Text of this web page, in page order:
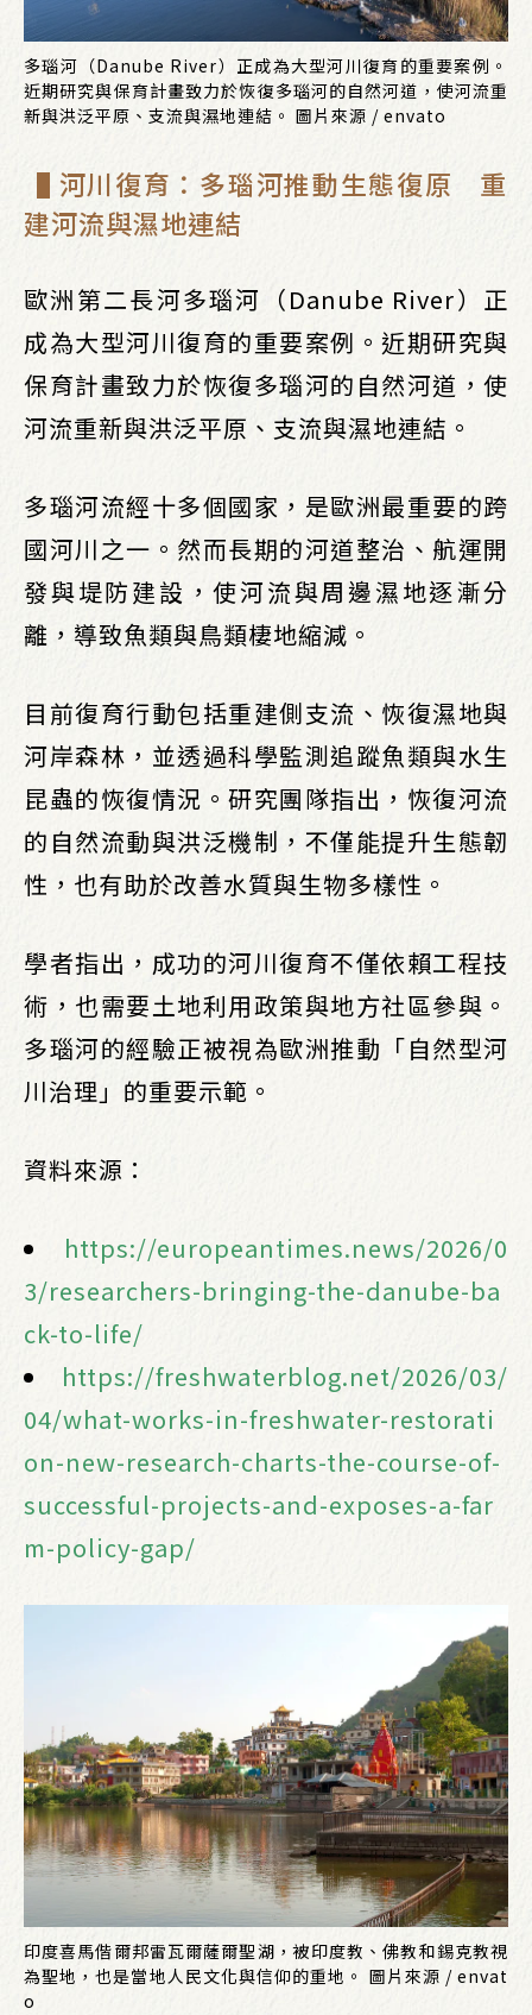
多瑙河（Danube River）正成為大型河川復育的重要案例。
近期研究與保育計畫致力於恢復多瑙河的自然河道，使河流重
新與洪泛平原、支流與濕地連結。 圖片來源 / envato
▐ 河川復育：多瑙河推動生態復原 重
建河流與濕地連結
歐洲第二長河多瑙河（Danube River）正
成為大型河川復育的重要案例。近期研究與
保育計畫致力於恢復多瑙河的自然河道，使
河流重新與洪泛平原、支流與濕地連結。
多瑙河流經十多個國家，是歐洲最重要的跨
國河川之一。然而長期的河道整治、航運開
發與堤防建設，使河流與周邊濕地逐漸分
離，導致魚類與鳥類棲地縮減。
目前復育行動包括重建側支流、恢復濕地與
河岸森林，並透過科學監測追蹤魚類與水生
昆蟲的恢復情況。研究團隊指出，恢復河流
的自然流動與洪泛機制，不僅能提升生態韌
性，也有助於改善水質與生物多樣性。
學者指出，成功的河川復育不僅依賴工程技
術，也需要土地利用政策與地方社區參與。
多瑙河的經驗正被視為歐洲推動「自然型河
川治理」的重要示範。
資料來源：
https://europeantimes.news/2026/0
3/researchers-bringing-the-danube-ba
ck-to-life/
https://freshwaterblog.net/2026/03/
04/what-works-in-freshwater-restorati
on-new-research-charts-the-course-of-
successful-projects-and-exposes-a-far
m-policy-gap/
印度喜馬偕爾邦雷瓦爾薩爾聖湖，被印度教、佛教和錫克教視
為聖地，也是當地人民文化與信仰的重地。 圖片來源 / envat
o